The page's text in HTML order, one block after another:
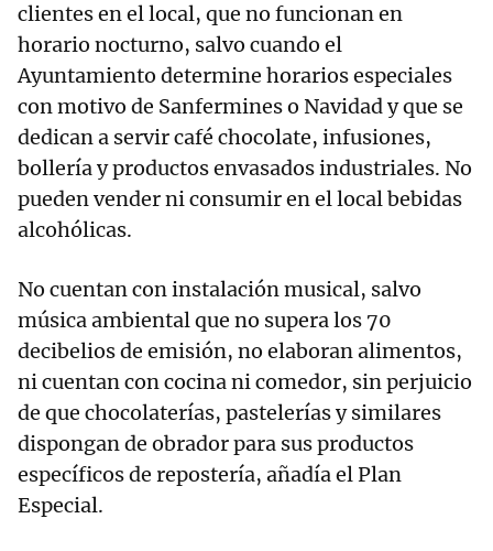
clientes en el local, que no funcionan en
horario nocturno, salvo cuando el
Ayuntamiento determine horarios especiales
con motivo de Sanfermines o Navidad y que se
dedican a servir café chocolate, infusiones,
bollería y productos envasados industriales. No
pueden vender ni consumir en el local bebidas
alcohólicas.
No cuentan con instalación musical, salvo
música ambiental que no supera los 70
decibelios de emisión, no elaboran alimentos,
ni cuentan con cocina ni comedor, sin perjuicio
de que chocolaterías, pastelerías y similares
dispongan de obrador para sus productos
específicos de repostería, añadía el Plan
Especial.